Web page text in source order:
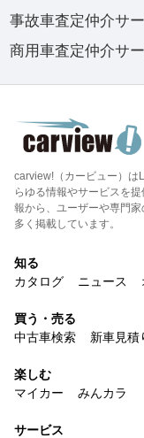
事故車査定仲介サ
商用車査定仲介サ
carview!（カービュー）は
らゆる情報やサービスを
報から、ユーザーや専門
多く掲載しています。
知る
カタログ
ニュース
買う・売る
中古車検索
新車見積
楽しむ
マイカー
みんカラ
サービス